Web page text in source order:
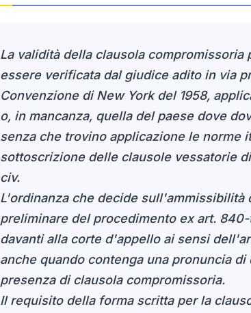
La validità della clausola
essere verificata dal giudice adito in via
Convenzione di New York del 1958,
o, in mancanza, quella del paese dove
senza che trovino applicazione le norme
sottoscrizione delle clausole vessatorie
civ.
L'ordinanza che decide
preliminare del procedimento ex art.
davanti alla corte d'appello ai sensi
anche quando contenga una pronuncia
presenza di clausola compromissoria.
Il requisito della forma scritta per la